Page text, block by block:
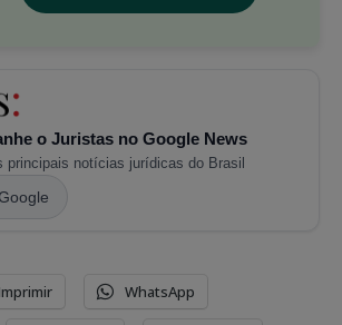
o Juristas no Google News
principais notícias jurídicas do Brasil
WhatsApp